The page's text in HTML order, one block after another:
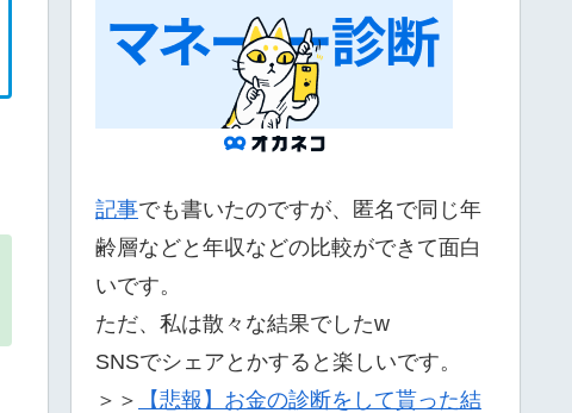
記事でも書いたのですが、匿名で同じ年
齢層などと年収などの比較ができて面白
いです。
ただ、私は散々な結果でしたw
SNSでシェアとかすると楽しいです。
＞＞
【悲報】お金の診断をして貰った結